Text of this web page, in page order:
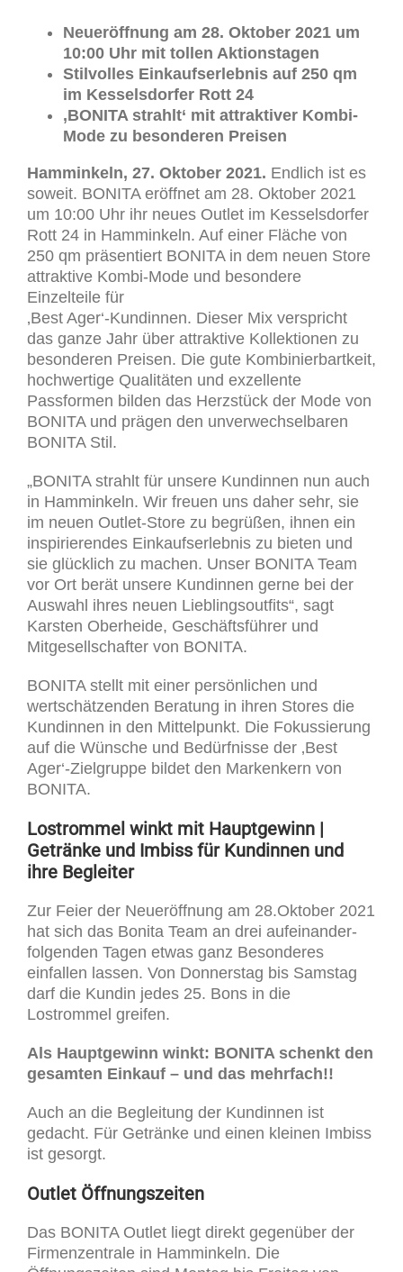
Neueröffnung am 28. Oktober 2021 um
10:00 Uhr mit tollen Aktionstagen
Stilvolles Einkaufserlebnis auf 250 qm
im Kesselsdorfer Rott 24
‚BONITA strahlt‘ mit attraktiver Kombi-
Mode zu besonderen Preisen
Hamminkeln, 27. Oktober 2021. Endlich ist es
soweit. BONITA eröffnet am 28. Oktober 2021
um 10:00 Uhr ihr neues Outlet im Kesselsdorfer
Rott 24 in Hamminkeln. Auf einer Fläche von
250 qm präsentiert BONITA in dem neuen Store
attraktive Kombi-Mode und besondere
Einzelteile für
‚Best Ager‘-Kundinnen. Dieser Mix verspricht
das ganze Jahr über attraktive Kollektionen zu
besonderen Preisen. Die gute Kombinierbartkeit,
hochwertige Qualitäten und exzellente
Passformen bilden das Herzstück der Mode von
BONITA und prägen den unverwechselbaren
BONITA Stil.
„BONITA strahlt für unsere Kundinnen nun auch
in Hamminkeln. Wir freuen uns daher sehr, sie
im neuen Outlet-Store zu begrüßen, ihnen ein
inspirierendes Einkaufserlebnis zu bieten und
sie glücklich zu machen. Unser BONITA Team
vor Ort berät unsere Kundinnen gerne bei der
Auswahl ihres neuen Lieblingsoutfits“, sagt
Karsten Oberheide, Geschäftsführer und
Mitgesellschafter von BONITA.
BONITA stellt mit einer persönlichen und
wertschätzenden Beratung in ihren Stores die
Kundinnen in den Mittelpunkt. Die Fokussierung
auf die Wünsche und Bedürfnisse der ‚Best
Ager‘-Zielgruppe bildet den Markenkern von
BONITA.
Lostrommel winkt mit Hauptgewinn |
Getränke und Imbiss für Kundinnen und
ihre Begleiter
Zur Feier der Neueröffnung am 28.Oktober 2021
hat sich das Bonita Team an drei aufeinander­
folgenden Tagen etwas ganz Besonderes
einfallen lassen. Von Donnerstag bis Samstag
darf die Kundin jedes 25. Bons in die
Lostrommel greifen.
Als Hauptgewinn winkt: BONITA schenkt den
gesamten Einkauf – und das mehrfach!!
Auch an die Begleitung der Kundinnen ist
gedacht. Für Getränke und einen kleinen Imbiss
ist gesorgt.
Outlet Öffnungszeiten
Das BONITA Outlet liegt direkt gegenüber der
Firmenzentrale in Hamminkeln. Die